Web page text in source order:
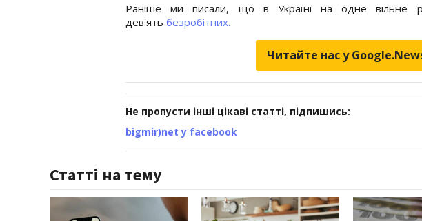
Раніше ми писали, що в Україні на одне вільне
дев'ять безробітних.
Читайте нас у
Не пропусти інші цікаві статті, підпишись:
bigmir)net у facebook
Статті на тему